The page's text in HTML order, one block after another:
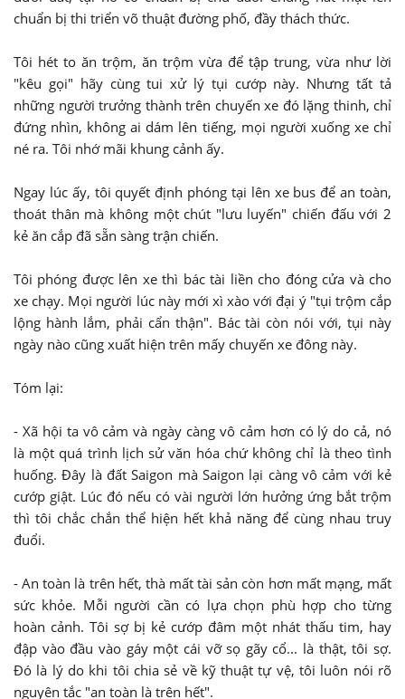
chuẩn bị thi triển võ thuật đường phố, đầy thách thức.
Tôi hét to ăn trộm, ăn trộm vừa để tập trung, vừa như lời
"kêu gọi" hãy cùng tui xử lý tụi cướp này. Nhưng tất tả
những người trưởng thành trên chuyến xe đó lặng thinh, chỉ
đứng nhìn, không ai dám lên tiếng, mọi người xuống xe chỉ
né ra. Tôi nhớ mãi khung cảnh ấy.
Ngay lúc ấy, tôi quyết định phóng tại lên xe bus để an toàn,
thoát thân mà không một chút "lưu luyến" chiến đấu với 2
kẻ ăn cắp đã sẵn sàng trận chiến.
Tôi phóng được lên xe thì bác tài liền cho đóng cửa và cho
xe chạy. Mọi người lúc này mới xì xào với đại ý "tụi trộm cắp
lộng hành lắm, phải cẩn thận". Bác tài còn nói với, tụi này
ngày nào cũng xuất hiện trên mấy chuyến xe đông này.
Tóm lại:
- Xã hội ta vô cảm và ngày càng vô cảm hơn có lý do cả, nó
là một quá trình lịch sử văn hóa chứ không chỉ là theo tình
huống. Đây là đất Saigon mà Saigon lại càng vô cảm với kẻ
cướp giật. Lúc đó nếu có vài người lớn hưởng ứng bắt trộm
thì tôi chắc chắn thể hiện hết khả năng để cùng nhau truy
đuổi.
- An toàn là trên hết, thà mất tài sản còn hơn mất mạng, mất
sức khỏe. Mỗi người cần có lựa chọn phù hợp cho từng
hoàn cảnh. Tôi sợ bị kẻ cướp đâm một nhát thấu tim, hay
đập vào đầu vào gáy một cái vỡ sọ gãy cổ... là thật, tôi sợ.
Đó là lý do khi tôi chia sẻ về kỹ thuật tự vệ, tôi luôn nói rõ
nguyên tắc "an toàn là trên hết".